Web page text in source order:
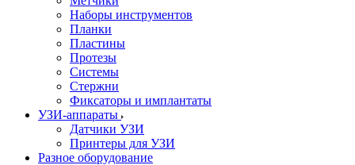
Наборы инструментов
Планки
Пластины
Протезы
Системы
Стержни
Фиксаторы и имплантаты
УЗИ-аппараты
Датчики УЗИ
Принтеры для УЗИ
Разное оборудование